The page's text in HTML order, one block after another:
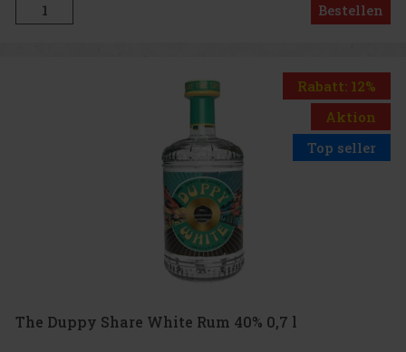
Bestellen
Rabatt: 12%
Aktion
Top seller
The Duppy Share White Rum 40% 0,7 l